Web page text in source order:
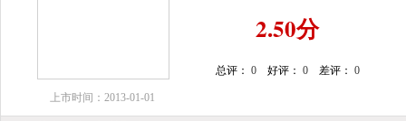
上市时间：2013-01-01
2.50分
总评： 0 好评： 0 差评： 0